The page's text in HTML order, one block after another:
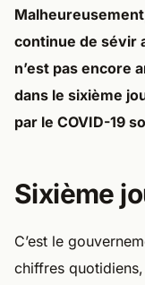
continue de sévir
n’est pas encore
dans le sixième
par le COVID-19
Sixième
C’est le
chiffres